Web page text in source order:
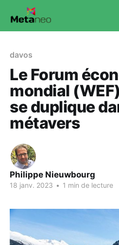
davos
Le Forum
mondial
se duplique
métavers
Philippe Nieuwbourg
18 janv. 2023 • 1 min de lecture